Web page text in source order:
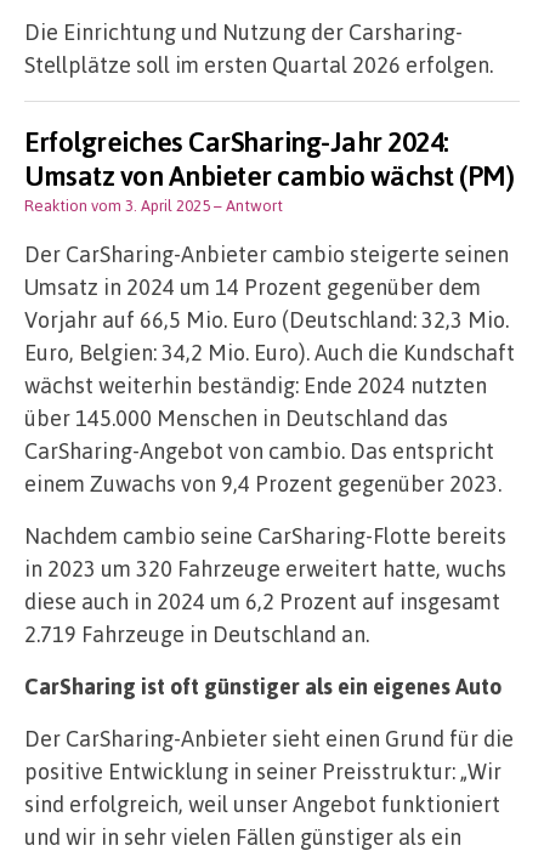
Die Einrichtung und Nutzung der Carsharing-
Stellplätze soll im ersten Quartal 2026 erfolgen.
Erfolgreiches CarSharing-Jahr 2024:
Umsatz von Anbieter cambio wächst (PM)
Reaktion vom 3. April 2025– Antwort
Der CarSharing-Anbieter cambio steigerte seinen
Umsatz in 2024 um 14 Prozent gegenüber dem
Vorjahr auf 66,5 Mio. Euro (Deutschland: 32,3 Mio.
Euro, Belgien: 34,2 Mio. Euro). Auch die Kundschaft
wächst weiterhin beständig: Ende 2024 nutzten
über 145.000 Menschen in Deutschland das
CarSharing-Angebot von cambio. Das entspricht
einem Zuwachs von 9,4 Prozent gegenüber 2023.
Nachdem cambio seine CarSharing-Flotte bereits
in 2023 um 320 Fahrzeuge erweitert hatte, wuchs
diese auch in 2024 um 6,2 Prozent auf insgesamt
2.719 Fahrzeuge in Deutschland an.
CarSharing ist oft günstiger als ein eigenes Auto
Der CarSharing-Anbieter sieht einen Grund für die
positive Entwicklung in seiner Preisstruktur: „Wir
sind erfolgreich, weil unser Angebot funktioniert
und wir in sehr vielen Fällen günstiger als ein